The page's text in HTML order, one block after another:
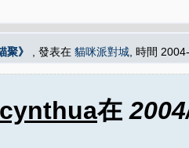
聚》 , 發表在 貓咪派對城 , 時間
cynthua在